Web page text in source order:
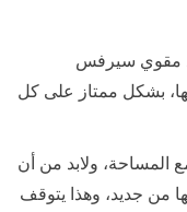
مقوي سيرفس
بشكل ممتاز على كل
المساحة، ولابد من أن
من جديد، وهذا يتوقف